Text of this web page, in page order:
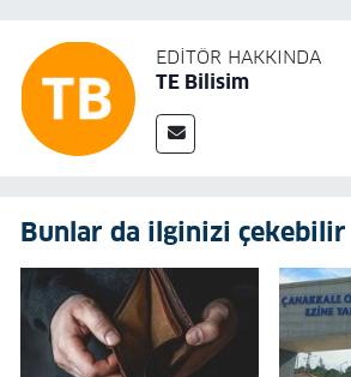
EDITÖR HAKKINDA
TE Bilisim
Bunlar da ilginizi çekebilir